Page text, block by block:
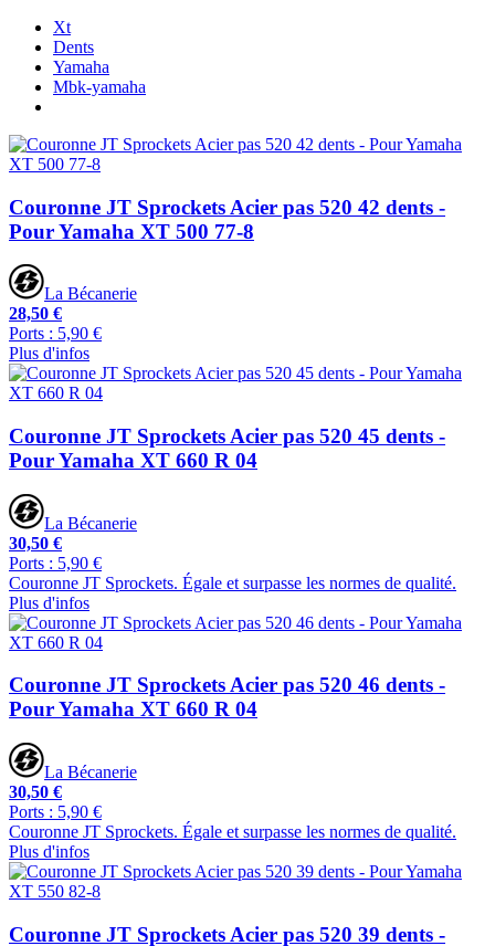
Xt
Dents
Yamaha
Mbk-yamaha
Couronne JT Sprockets Acier pas 520 42 dents -
Pour Yamaha XT 500 77-8
La Bécanerie
28,50 €
Ports : 5,90 €
Plus d'infos
Couronne JT Sprockets Acier pas 520 45 dents -
Pour Yamaha XT 660 R 04
La Bécanerie
30,50 €
Ports : 5,90 €
Couronne JT Sprockets. Égale et surpasse les normes de qualité.
Plus d'infos
Couronne JT Sprockets Acier pas 520 46 dents -
Pour Yamaha XT 660 R 04
La Bécanerie
30,50 €
Ports : 5,90 €
Couronne JT Sprockets. Égale et surpasse les normes de qualité.
Plus d'infos
Couronne JT Sprockets Acier pas 520 39 dents -